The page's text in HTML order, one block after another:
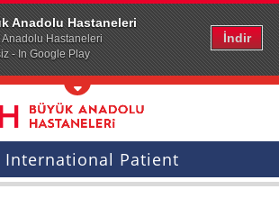
Anadolu Hastaneleri
Anadolu Hastaneleri
- In Google Play
İndir
International Patient